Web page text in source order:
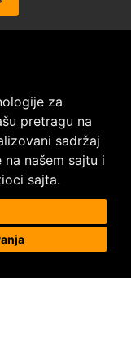
za
pretragu na
sadržaj
našem sajtu i
sajta.